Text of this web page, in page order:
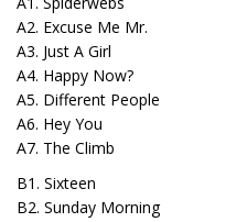
A2. Excuse Me Mr.
A3. Just A Girl
A4. Happy Now?
A5. Different People
A6. Hey You
A7. The Climb
B1. Sixteen
B2. Sunday Morning